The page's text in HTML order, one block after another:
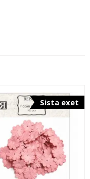
Sista exet